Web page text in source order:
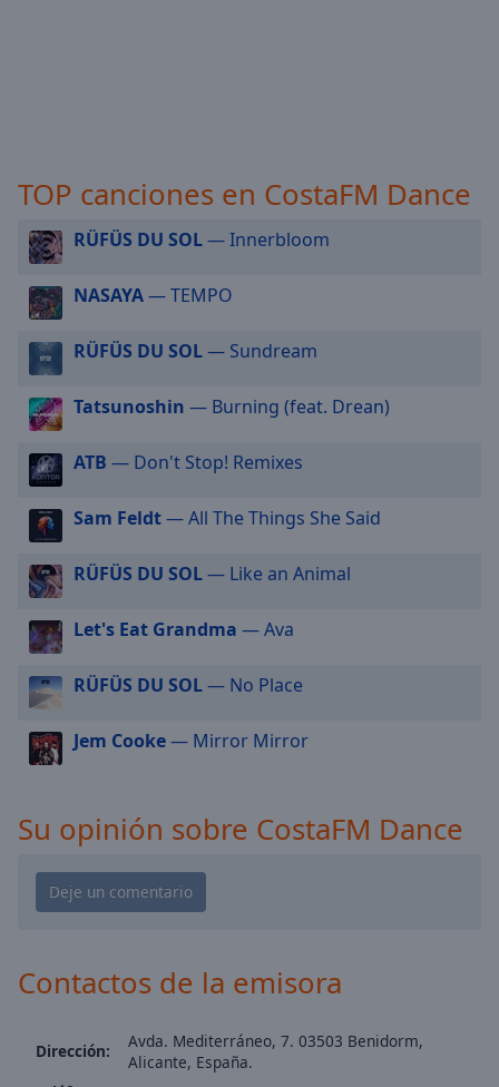
in-
Picture
This
modal
window.
dialog
window.
Escape
cancel
and
close
window.
Text
Color
Opacity
Background
TOP canciones en CostaFM Dance
RÜFÜS DU SOL— Innerbloom
NASAYA— TEMPO
RÜFÜS DU SOL— Sundream
Tatsunoshin — Burning (feat. Drean)
ATB — Don't Stop! Remixes
Sam Feldt— All The Things She Said
RÜFÜS DU SOL— Like an Animal
Let's Eat Grandma — Ava
RÜFÜS DU SOL— No Place
Jem Cooke— Mirror Mirror
Su opinión sobre CostaFM Dance
Contactos de la emisora
Dirección:
Avda. Mediterráneo, 7. 03503 Benidorm,
Alicante, España.